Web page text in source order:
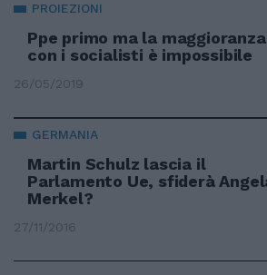
PROIEZIONI
Ppe primo ma la maggioranza
con i socialisti è impossibile
26/05/2019
GERMANIA
Martin Schulz lascia il
Parlamento Ue, sfiderà
Merkel?
27/11/2016